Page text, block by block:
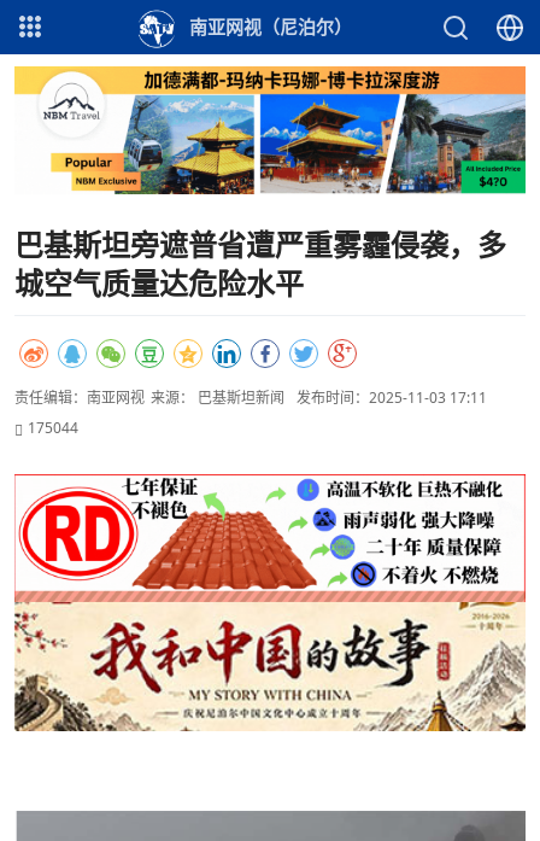
南亚网视（尼泊尔）
巴基斯坦旁遮普省遭严重雾霾侵袭，多
城空气质量达危险水平
责任编辑：南亚网视 来源： 巴基斯坦新闻
发布时间：2025-11-03 17:11
175044